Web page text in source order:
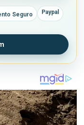
Seguro Paypal